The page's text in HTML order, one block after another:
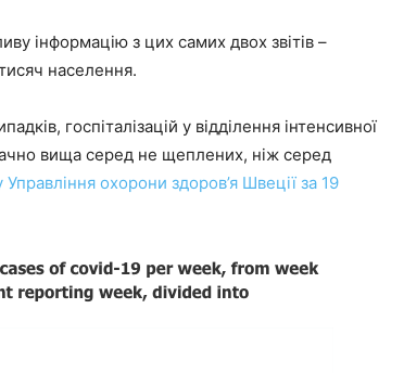
інформацію з цих самих двох звітів –
населення.
госпіталізацій у відділення інтенсивної
вища серед не щеплених, ніж серед
охорони здоров’я Швеції за 19